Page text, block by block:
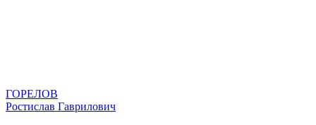
ГОРЕЛОВ
Ростислав Гаврилович